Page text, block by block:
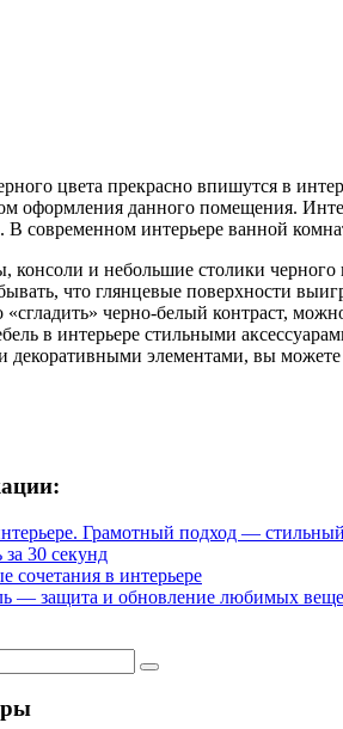
цвета прекрасно впишутся в
оформления данного помещения.
современном интерьере ванной
консоли и небольшие столики
что глянцевые поверхности
«сгладить» черно-белый контраст,
в интерьере стильными
декоративными элементами, вы
Грамотный подход — стильный
30 секунд
сочетания в интерьере
— защита и обновление любимых